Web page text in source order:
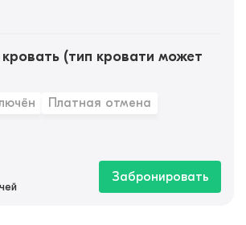
кровать (тип кровати может
Платная отмена
Забронировать